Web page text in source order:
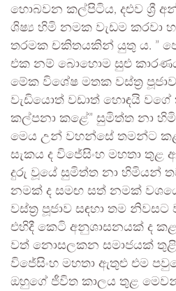
හොබවන කල්පිටිය, දළුව ශ්‍රී
ශිෂ්‍ය හිමි නමක වැඩම කරවා
තරමක චකිතයකින් යුතු ය. ”
එක නම් බොහොම සුළු
මේක විශේෂ මතක වස්ත්‍ර
වැඩියොත් වඩාත් හොඳයි
කල්පනා කළේ” සුමිත්ත නා
මෙය උන් වහන්සේ තමන්ට
සැකය ද විජේසිංහ මහතා
දුරු වූයේ සුමිත්ත නා හිමියන්
නමක් ද සමඟ සත් නමක්
වස්ත්‍ර පූජාව සඳහා තම
එහිදී කෙටි අනුශාසනයක් ද
වත් නොසලකන සමාජයක්
විජේසිංහ මහතා ඇතුළු එම
ඔහුගේ ජීවිත කාලය තුළ